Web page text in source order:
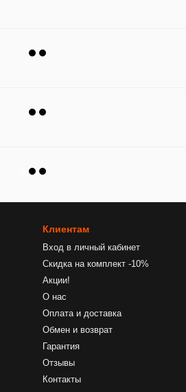
Клиентам
Вход в личный кабинет
Скидка на комплект -10%
Акции!
О нас
Оплата и доставка
Обмен и возврат
Гарантия
Отзывы
Контакты